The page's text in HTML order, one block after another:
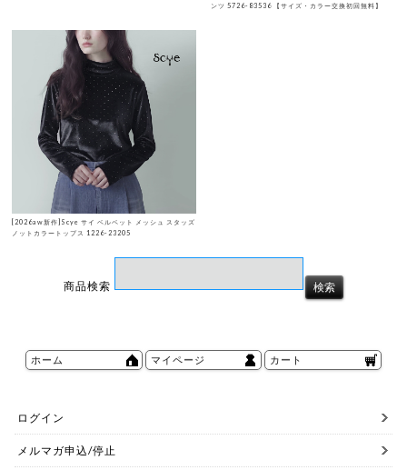
ンツ 5726-83536 【サイズ・カラー交換初回無料】
[2026aw新作]Scye サイ ベルベット メッシュ スタッズ
ノットカラートップス 1226-23205
商品検索
ホーム マイページ カート
ログイン
メルマガ申込/停止